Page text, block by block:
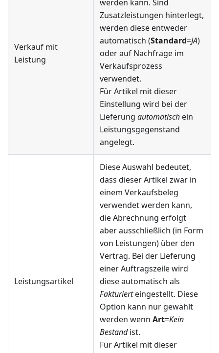
Verkauf mit
Leistung
werden kann. Sind
Zusatzleistungen hinterlegt,
werden diese entweder
automatisch (Standard=JA)
oder auf Nachfrage im
Verkaufsprozess
verwendet.
Für Artikel mit dieser
Einstellung wird bei der
Lieferung automatischein
Leistungsgegenstand
angelegt.
Leistungsartikel
Diese Auswahl bedeutet,
dass dieser Artikel zwar in
einem Verkaufsbeleg
verwendet werden kann,
die Abrechnung erfolgt
aber ausschließlich (in Form
von Leistungen) über den
Vertrag. Bei der Lieferung
einer Auftragszeile wird
diese automatisch als
Fakturierteingestellt. Diese
Option kann nur gewählt
werden wenn Art=Kein
Bestandist.
Für Artikel mit dieser